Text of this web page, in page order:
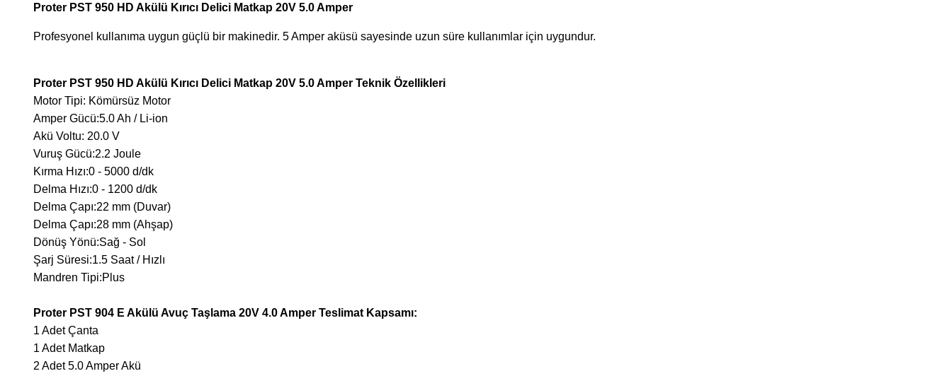
Proter PST 950 HD Akülü Kırıcı Delici Matkap 20V 5.0 Amper
Profesyonel kullanıma uygun güçlü bir makinedir. 5 Amper aküsü sayesinde uzun süre kullanımlar için uygundur.
Proter PST 950 HD Akülü Kırıcı Delici Matkap 20V 5.0 Amper Teknik Özellikleri
Motor Tipi: Kömürsüz Motor
Amper Gücü:5.0 Ah / Li-ion
Akü Voltu: 20.0 V
Vuruş Gücü:2.2 Joule
Kırma Hızı:0 - 5000 d/dk
Delma Hızı:0 - 1200 d/dk
Delma Çapı:22 mm (Duvar)
Delma Çapı:28 mm (Ahşap)
Dönüş Yönü:Sağ - Sol
Şarj Süresi:1.5 Saat / Hızlı
Mandren Tipi:Plus
Proter PST 904 E Akülü Avuç Taşlama 20V 4.0 Amper Teslimat Kapsamı:
1 Adet Çanta
1 Adet Matkap
2 Adet 5.0 Amper Akü